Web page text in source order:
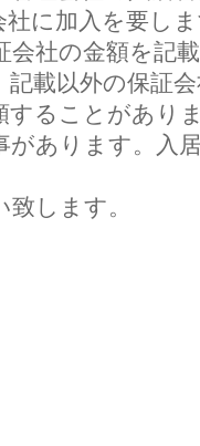
社に加入を要し
会社の金額を記
載以外の保証
することがあり
があります。入
します。